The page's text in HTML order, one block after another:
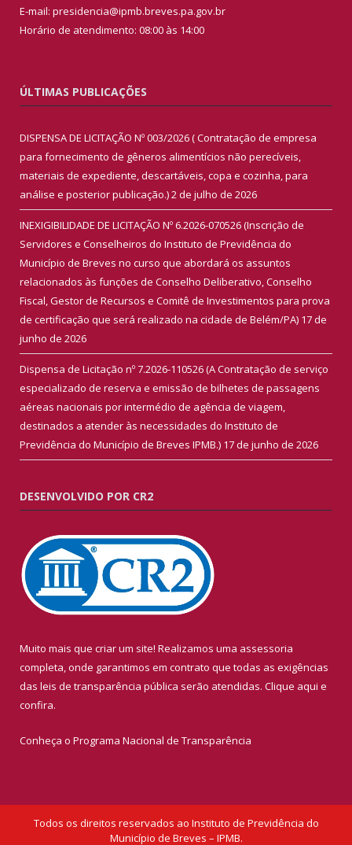
E-mail: presidencia@ipmb.breves.pa.gov.br
Horário de atendimento: 08:00 às 14:00
ÚLTIMAS PUBLICAÇÕES
DISPENSA DE LICITAÇÃO Nº 003/2026 ( Contratação de empresa
para fornecimento de gêneros alimentícios não perecíveis,
materiais de expediente, descartáveis, copa e cozinha, para
análise e posterior publicação.)2 de julho de 2026
INEXIGIBILIDADE DE LICITAÇÃO Nº 6.2026-070526 (Inscrição de
Servidores e Conselheiros do Instituto de Previdência do
Município de Breves no curso que abordará os assuntos
relacionados às funções de Conselho Deliberativo, Conselho
Fiscal, Gestor de Recursos e Comitê de Investimentos para prova
de certificação que será realizado na cidade de Belém/PA) 17 de
junho de 2026
Dispensa de Licitação nº 7.2026-110526 (A Contratação de serviço
especializado de reserva e emissão de bilhetes de passagens
aéreas nacionais por intermédio de agência de viagem,
destinados a atender às necessidades do Instituto de
Previdência do Município de Breves IPMB.) 17 de junho de 2026
DESENVOLVIDO POR CR2
Muito mais que criar um site! Realizamos uma assessoria
completa, onde garantimos em contrato que todas as exigências
das leis de transparência pública serão atendidas. Clique aqui e
confira.
Conheça o Programa Nacional de Transparência
Todos os direitos reservados ao Instituto de Previdência do
Município de Breves – IPMB.